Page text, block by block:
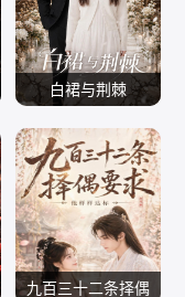
白裙与荆棘
短剧大全 AI漫剧
2026
九百三十二条择偶